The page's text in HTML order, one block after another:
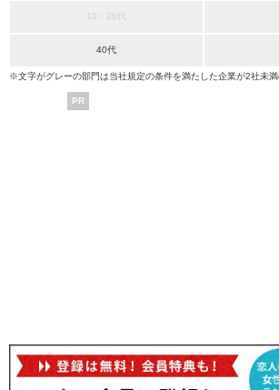
10・20代
40代
※文字がグレーの部門は当社規定の条件を満たした企業が2社未満
PR